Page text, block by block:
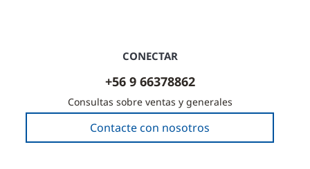
CONECTAR
+56 9 66378862
Consultas sobre ventas y generales
Contacte con nosotros